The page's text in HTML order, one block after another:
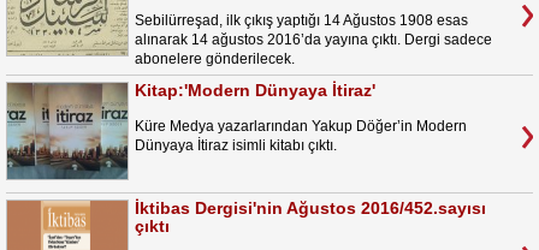
Sebilürreşad, ilk çıkış yaptığı 14 Ağustos 1908 esas
alınarak 14 ağustos 2016’da yayına çıktı. Dergi sadece
abonelere gönderilecek.
Kitap:'Modern Dünyaya İtiraz'
Küre Medya yazarlarından Yakup Döğer’in Modern
Dünyaya İtiraz isimli kitabı çıktı.
İktibas Dergisi'nin Ağustos 2016/452.sayısı
çıktı